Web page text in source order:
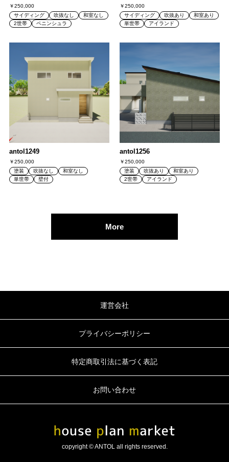
￥250,000
サイディング
吹抜なし
和室なし
2世帯
ペニンシュラ
￥250,000
サイディング
吹抜あり
和室あり
単世帯
アイランド
antol1249
￥250,000
塗装
吹抜なし
和室なし
単世帯
壁付
antol1256
￥250,000
塗装
吹抜あり
和室あり
2世帯
アイランド
More
運営会社
プライバシーポリシー
特定商取引法に基づく表記
お問い合わせ
copyright © ANTOL all rights reserved.